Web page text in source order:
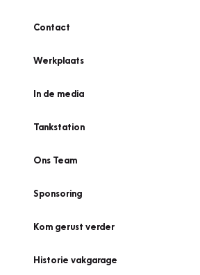
Contact
Werkplaats
In de media
Tankstation
Ons Team
Sponsoring
Kom gerust verder
Historie vakgarage